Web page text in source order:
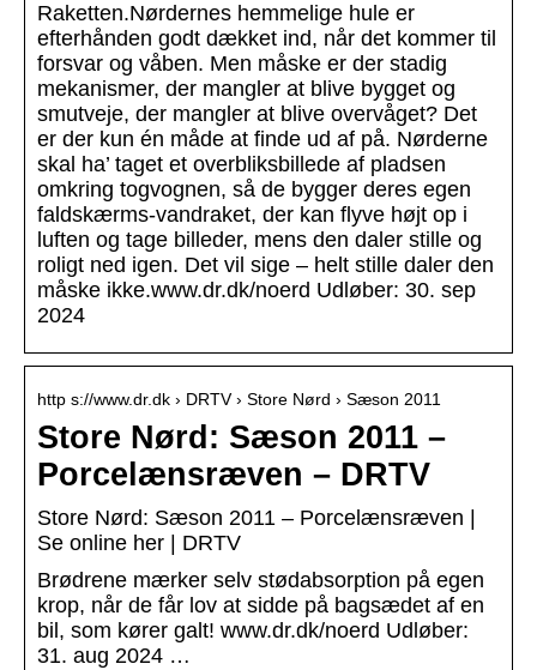
Raketten.Nørdernes hemmelige hule er
efterhånden godt dækket ind, når det kommer til
forsvar og våben. Men måske er der stadig
mekanismer, der mangler at blive bygget og
smutveje, der mangler at blive overvåget? Det
er der kun én måde at finde ud af på. Nørderne
skal ha’ taget et overbliksbillede af pladsen
omkring togvognen, så de bygger deres egen
faldskærms-vandraket, der kan flyve højt op i
luften og tage billeder, mens den daler stille og
roligt ned igen. Det vil sige – helt stille daler den
måske ikke.www.dr.dk/noerd Udløber: 30. sep
2024
http s://www.dr.dk › DRTV › Store Nørd › Sæson 2011
Store Nørd: Sæson 2011 –
Porcelænsræven – DRTV
Store Nørd: Sæson 2011 – Porcelænsræven |
Se online her | DRTV
Brødrene mærker selv stødabsorption på egen
krop, når de får lov at sidde på bagsædet af en
bil, som kører galt! www.dr.dk/noerd Udløber:
31. aug 2024 …